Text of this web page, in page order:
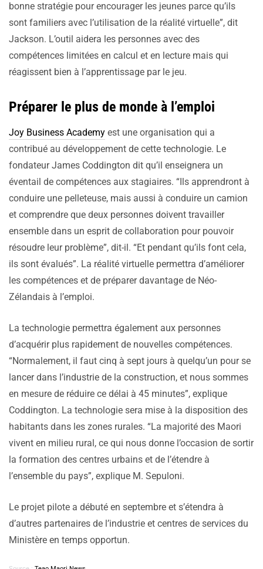
bonne stratégie pour encourager les jeunes parce qu’ils
sont familiers avec l’utilisation de la réalité virtuelle”, dit
Jackson. L’outil aidera les personnes avec des
compétences limitées en calcul et en lecture mais qui
réagissent bien à l’apprentissage par le jeu.
Préparer le plus de monde à l’emploi
Joy Business Academy est une organisation qui a
contribué au développement de cette technologie. Le
fondateur James Coddington dit qu’il enseignera un
éventail de compétences aux stagiaires. “Ils apprendront à
conduire une pelleteuse, mais aussi à conduire un camion
et comprendre que deux personnes doivent travailler
ensemble dans un esprit de collaboration pour pouvoir
résoudre leur problème”, dit-il. “Et pendant qu’ils font cela,
ils sont évalués”. La réalité virtuelle permettra d’améliorer
les compétences et de préparer davantage de Néo-
Zélandais à l’emploi.
La technologie permettra également aux personnes
d’acquérir plus rapidement de nouvelles compétences.
“Normalement, il faut cinq à sept jours à quelqu’un pour se
lancer dans l’industrie de la construction, et nous sommes
en mesure de réduire ce délai à 45 minutes”, explique
Coddington. La technologie sera mise à la disposition des
habitants dans les zones rurales. “La majorité des Maori
vivent en milieu rural, ce qui nous donne l’occasion de sortir
la formation des centres urbains et de l’étendre à
l’ensemble du pays”, explique M. Sepuloni.
Le projet pilote a débuté en septembre et s’étendra à
d’autres partenaires de l’industrie et centres de services du
Ministère en temps opportun.